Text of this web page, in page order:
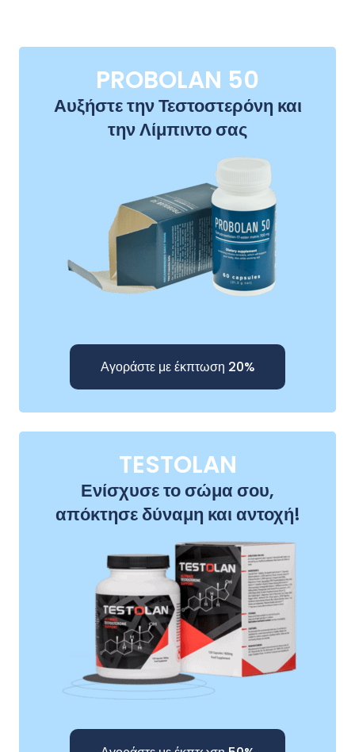
PROBOLAN 50
Αυξήστε την Τεστοστερόνη και
την Λίμπιντο σας
Αγοράστε με έκπτωση 20%
TESTOLAN
Ενίσχυσε το σώμα σου,
απόκτησε δύναμη και αντοχή!